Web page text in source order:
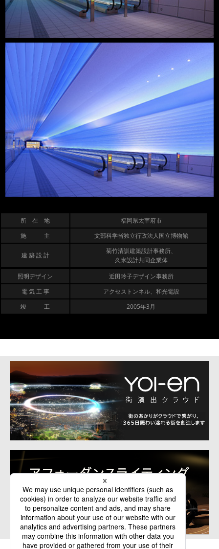
所 在 地
福岡県太宰府市
施 主
文部科学省独立行政法人国立博物館
建 築 設 計
菊竹清訓建築設計事務所、
久米設計共同企業体
照明デザイン
近田玲子デザイン事務所
電 気 工 事
アクセストンネル、和光電設
竣 工
2005年3月